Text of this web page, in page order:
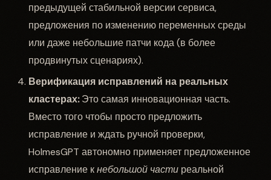
предыдущей стабильной версии сервиса,
предложения по изменению переменных среды
или даже небольшие патчи кода (в более
продвинутых сценариях).
Верификация исправлений на реальных
кластерах:Это самая инновационная часть.
Вместо того чтобы просто предложить
исправление и ждать ручной проверки,
HolmesGPT автономно применяет предложенное
исправление кнебольшой части реальной